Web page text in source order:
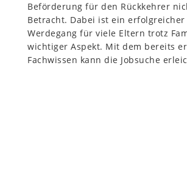
Beförderung für den Rückkehrer
Betracht. Dabei ist ein
Werdegang für viele Eltern trotz
wichtiger Aspekt. Mit dem bereits
Fachwissen kann die Jobsuche